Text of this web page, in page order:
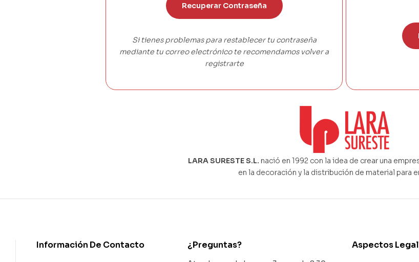
Recuperar Contraseña
Si tienes problemas para restablecer tu contraseña
mediante tu correo electrónico te recomendamos volver a
registrarte
LARA SURESTE S.L. nació en 1992 con la idea de crear una
en la decoración y la distribución de material para
Información De Contacto ¿Preguntas? Aspectos